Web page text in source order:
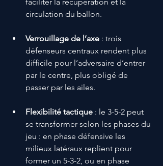
circulation du ballon.
Verrouillage de l’axe : trois
défenseurs centraux rendent plus
difficile pour l’adversaire d’entrer
par le centre, plus obligé de
passer par les ailes.
Flexibilité tactique : le 3-5-2 peut
se transformer selon les phases du
jeu : en phase défensive les
milieux latéraux replient pour
former un 5-3-2, ou en phase